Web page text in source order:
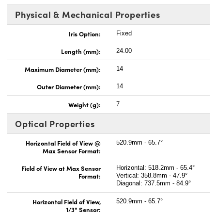
Physical & Mechanical Properties
Iris Option: Fixed
Length (mm): 24.00
Maximum Diameter (mm): 14
Outer Diameter (mm): 14
Weight (g): 7
Optical Properties
Horizontal Field of View @
Max Sensor Format:
520.9mm - 65.7°
Field of View at Max Sensor
Format:
Horizontal: 518.2mm - 65.4°
Vertical: 358.8mm - 47.9°
Diagonal: 737.5mm - 84.9°
Horizontal Field of View,
1/3" Sensor:
520.9mm - 65.7°